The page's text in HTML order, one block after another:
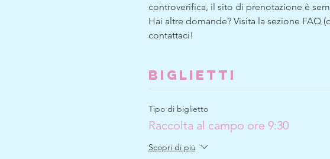
controverifica, il sito di prenotazione è
Hai altre domande? Visita la sezione FAQ
contattaci!
Biglietti
Tipo di biglietto
Raccolta al campo ore 9:30
Scopri di più